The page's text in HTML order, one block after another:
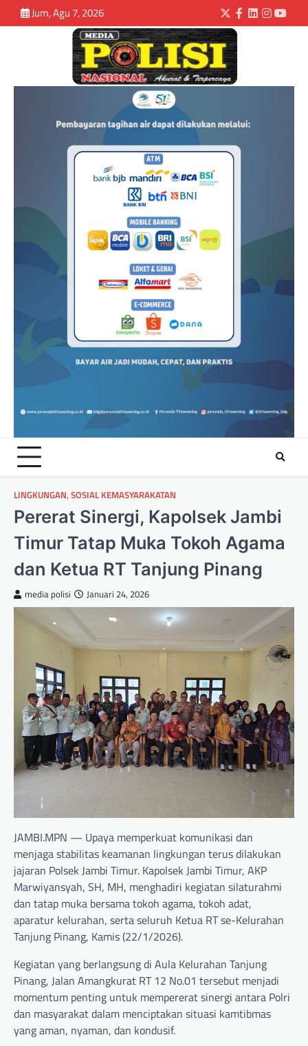
Jum, Agu 7, 2026
LINGKUNGAN, SOSIAL KEMASYARAKATAN
Pererat Sinergi, Kapolsek Jambi
Timur Tatap Muka Tokoh Agama
dan Ketua RT Tanjung Pinang
media polisi Januari 24, 2026
JAMBI.MPN — Upaya memperkuat komunikasi dan
menjaga stabilitas keamanan lingkungan terus dilakukan
jajaran Polsek Jambi Timur. Kapolsek Jambi Timur, AKP
Marwiyansyah, SH, MH, menghadiri kegiatan silaturahmi
dan tatap muka bersama tokoh agama, tokoh adat,
aparatur kelurahan, serta seluruh Ketua RT se-Kelurahan
Tanjung Pinang, Kamis (22/1/2026).
Kegiatan yang berlangsung di Aula Kelurahan Tanjung
Pinang, Jalan Amangkurat RT 12 No.01 tersebut menjadi
momentum penting untuk mempererat sinergi antara Polri
dan masyarakat dalam menciptakan situasi kamtibmas
yang aman, nyaman, dan kondusif.